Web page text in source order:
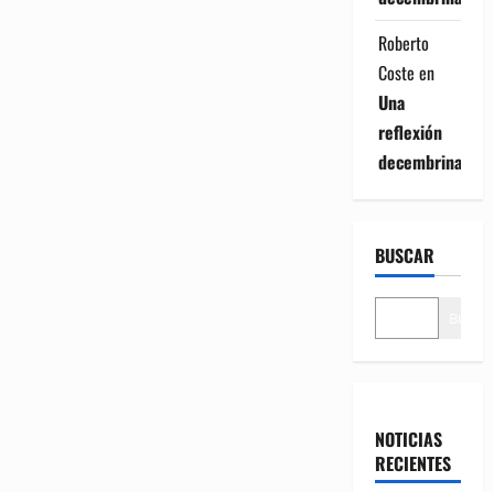
Roberto
Coste en
Una
reflexión
decembrina
BUSCAR
NOTICIAS
RECIENTES